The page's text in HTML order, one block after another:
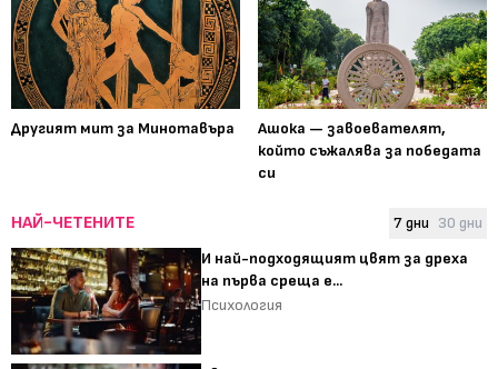
Другият мит за Минотавъра
Ашока — завоевателят,
който съжалява за победата
си
НАЙ-ЧЕТЕНИТЕ 7 дни 30 дни
И най-подходящият цвят за дреха
на първа среща е...
Психология